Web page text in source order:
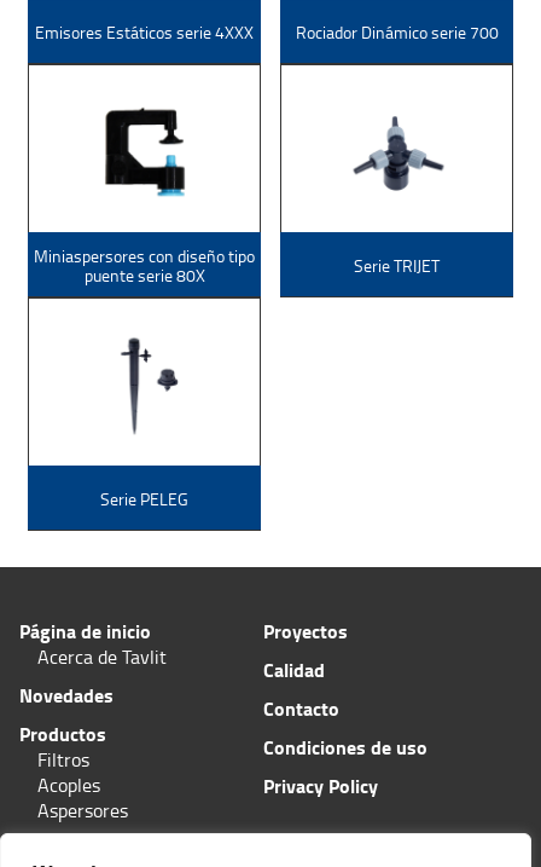
Emisores Estáticos serie 4XXX Rociador Dinámico serie 700
Miniaspersores con diseño tipo
puente serie 80X
Serie TRIJET
Serie PELEG
Página de inicio
Acerca de Tavlit
Novedades
Productos
Filtros
Acoples
Aspersores
Proyectos
Calidad
Contacto
Condiciones de uso
Privacy Policy